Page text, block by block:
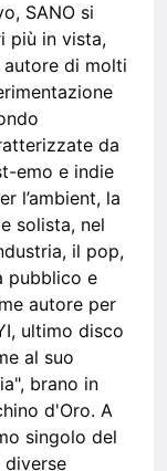
SANO si
più in vista,
di molti
da
emo e indie
l’ambient, la
solista, nel
il pop,
pubblico e
autore per
ultimo disco
al suo
brano in
d'Oro. A
singolo del
diverse